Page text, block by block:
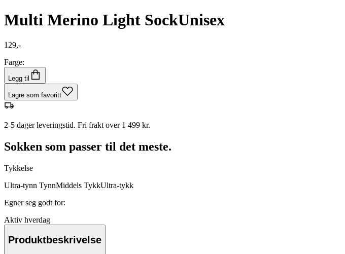
Multi Merino Light SockUnisex
129,-
Farge:
Legg til
Lagre som favoritt
2-5 dager leveringstid. Fri frakt over 1 499 kr.
Sokken som passer til det meste.
Tykkelse
Ultra-tynn TynnMiddels TykkUltra-tykk
Egner seg godt for:
Aktiv hverdag
Produktbeskrivelse